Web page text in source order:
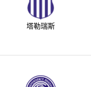
塔勒瑞斯